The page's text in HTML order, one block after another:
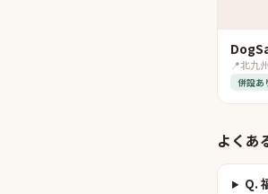
📍北九
併設あ
よくあ
Q.